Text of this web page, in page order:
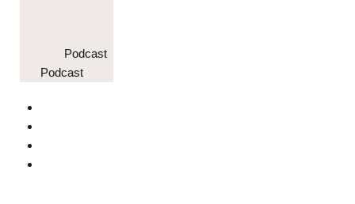
Podcast
Podcast